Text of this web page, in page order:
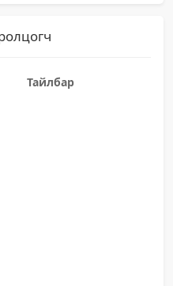
Тайлбар